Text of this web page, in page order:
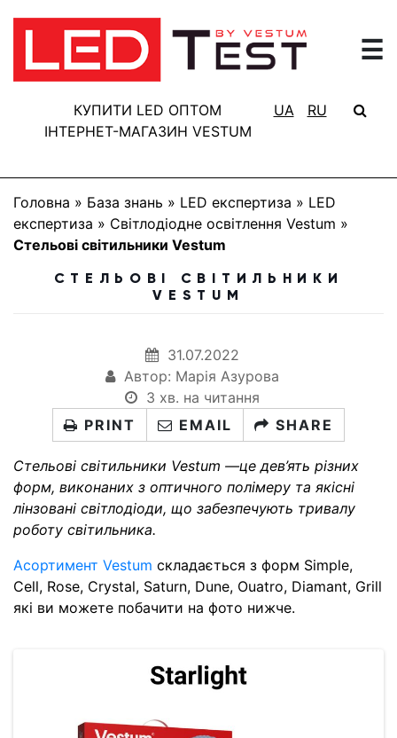
☰
КУПИТИ LED ОПТОМ
ІНТЕРНЕТ-МАГАЗИН VESTUM
UA RU
ГОЛОВНА
РЕЗУЛЬТАТИ
ТЕСТУВАННЯ
ПРО
ПРОЕКТ
Головна » База знань » LED експертиза » LED
експертиза » Світлодіодне освітлення Vestum »
Стельові світильники Vestum
СТЕЛЬОВІ СВІТИЛЬНИКИ
VESTUM
31.07.2022
Автор: Марія Азурова
3 хв. на читання
PRINT
EMAIL SHARE
Стельові світильники Vestum —цедев’ять різних
форм, виконаних з оптичного полімеру та якісні
лінзовані світлодіоди, що забезпечують тривалу
роботу світильника.
Асортимент Vestum складається з форм Simple,
Cell, Rose, Crystal, Saturn, Dune, Ouatro, Diamant, Grill
які ви можете побачити на фото нижче.